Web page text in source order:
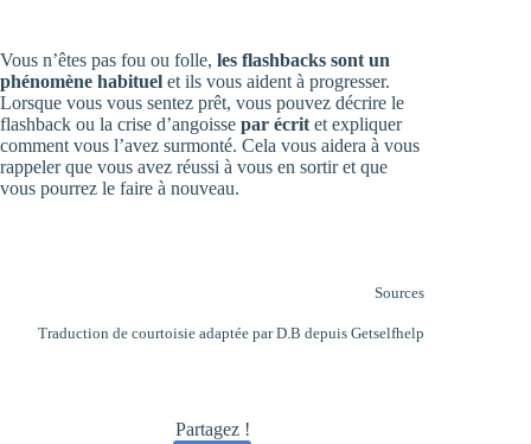
Vous n’êtes pas fou ou folle, les flashbacks sont un
phénomène habituel et ils vous aident à progresser.
Lorsque vous vous sentez prêt, vous pouvez décrire le
flashback ou la crise d’angoisse par écrit et expliquer
comment vous l’avez surmonté. Cela vous aidera à vous
rappeler que vous avez réussi à vous en sortir et que
vous pourrez le faire à nouveau.
Sources
Traduction de courtoisie adaptée par D.B depuisGetselfhelp
Partagez !